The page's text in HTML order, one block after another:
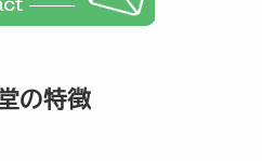
の特徴